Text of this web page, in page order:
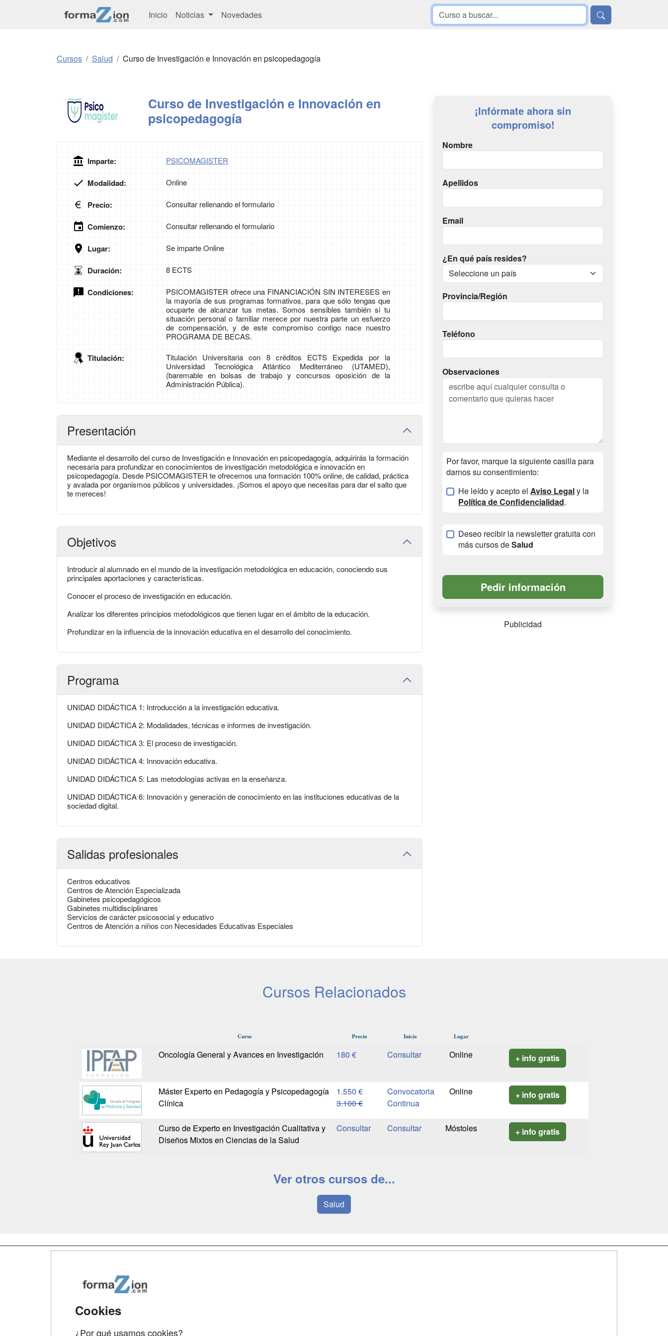
Inicio Noticias Novedades
Cursos Salud Curso de Investigación e Innovación en psicopedagogía
Curso de Investigación e Innovación en
psicopedagogía
Imparte: PSICOMAGISTER
Modalidad: Online
Precio: Consultar rellenando el formulario
Comienzo: Consultar rellenando el formulario
Lugar: Se imparte Online
Duración: 8 ECTS
Condiciones:
PSICOMAGISTER ofrece una FINANCIACIÓN SIN INTERESES en
la mayoría de sus programas formativos, para que sólo tengas que
ocuparte de alcanzar tus metas. Somos sensibles también si tu
situación personal o familiar merece por nuestra parte un esfuerzo
de compensación, y de este compromiso contigo nace nuestro
PROGRAMA DE BECAS.
Titulación:
Titulación Universitaria con 8 créditos ECTS Expedida por la
Universidad Tecnológica Atlántico Mediterráneo (UTAMED),
(baremable en bolsas de trabajo y concursos oposición de la
Administración Pública).
Presentación
Mediante el desarrollo del curso de Investigación e Innovación en psicopedagogía, adquirirás la formación
necesaria para profundizar en conocimientos de investigación metodológica e innovación en
psicopedagogía. Desde PSICOMAGISTER te ofrecemos una formación 100% online, de calidad, práctica
y avalada por organismos públicos y universidades. ¡Somos el apoyo que necesitas para dar el salto que
te mereces!
Objetivos
Introducir al alumnado en el mundo de la investigación metodológica en educación, conociendo sus
principales aportaciones y características.
Conocer el proceso de investigación en educación.
Analizar los diferentes principios metodológicos que tienen lugar en el ámbito de la educación.
Profundizar en la influencia de la innovación educativa en el desarrollo del conocimiento.
Programa
UNIDAD DIDÁCTICA 1: Introducción a la investigación educativa.
UNIDAD DIDÁCTICA 2: Modalidades, técnicas e informes de investigación.
UNIDAD DIDÁCTICA 3: El proceso de investigación.
UNIDAD DIDÁCTICA 4: Innovación educativa.
UNIDAD DIDÁCTICA 5: Las metodologías activas en la enseñanza.
UNIDAD DIDÁCTICA 6: Innovación y generación de conocimiento en las instituciones educativas de la
sociedad digital.
Salidas profesionales
Centros educativos
Centros de Atención Especializada
Gabinetes psicopedagógicos
Gabinetes multidisciplinares
Servicios de carácter psicosocial y educativo
Centros de Atención a niños con Necesidades Educativas Especiales
¡Infórmate ahora sin
compromiso!
Nombre
Apellidos
Email
¿En qué país resides?
Provincia/Región
Teléfono
Observaciones
Por favor, marque la siguiente casilla para
darnos su consentimiento:
He leído y acepto el Aviso Legaly la
Política de Confidencialidad.
Deseo recibir la newsletter gratuita con
más cursos deSalud
Publicidad
Cursos Relacionados
Curso Precio Inicio Lugar
Oncología General y Avances en Investigación 180 € Online + info gratis
Máster Experto en Pedagogía y Psicopedagogía
Clínica
1.550 €
3.100 €
Convocatoria
Continua
Online + info gratis
Curso de Experto en Investigación Cualitativa y
Diseños Mixtos en Ciencias de la Salud
Móstoles + info gratis
Ver otros cursos de...
Salud
Cookies
¿Por qué usamos cookies?